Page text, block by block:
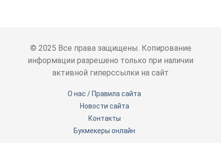
отв.
Гость 3 фев 2026, 04:47
ю
© 2025 Все права защищены. Копирование
информации разрешено только при наличии
активной гиперссылки на сайт
О нас / Правила сайта
Новости сайта
Контакты
Букмекеры онлайн